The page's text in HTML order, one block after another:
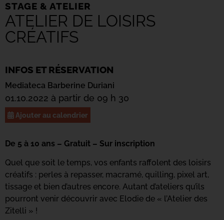
STAGE & ATELIER
ATELIER DE LOISIRS
CRÉATIFS
INFOS ET RÉSERVATION
Mediateca Barberine Duriani
01.10.2022 à partir de 09 h 30
Ajouter au calendrier
De 5 à 10 ans – Gratuit – Sur inscription
Quel que soit le temps, vos enfants raffolent des loisirs
créatifs : perles à repasser, macramé, quilling, pixel art,
tissage et bien d’autres encore. Autant d’ateliers qu’ils
pourront venir découvrir avec Elodie de « l’Atelier des
Zitelli » !